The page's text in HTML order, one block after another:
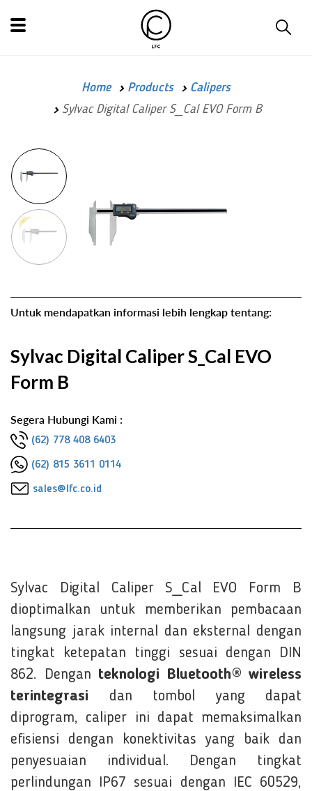
Home Products
Calipers
Sylvac Digital Caliper S_Cal EVO Form B
Untuk mendapatkan informasi lebih lengkap tentang:
Sylvac Digital Caliper S_Cal EVO
Form B
Segera Hubungi Kami :
(62) 778 408 6403
(62) 815 3611 0114
sales@lfc.co.id
Sylvac Digital Caliper S_Cal EVO Form B
dioptimalkan untuk memberikan pembacaan
langsung jarak internal dan eksternal dengan
tingkat ketepatan tinggi sesuai dengan DIN
862. Dengan teknologi Bluetooth® wireless
terintegrasi dan tombol yang dapat
diprogram, caliper ini dapat memaksimalkan
efisiensi dengan konektivitas yang baik dan
penyesuaian individual. Dengan tingkat
perlindungan IP67 sesuai dengan IEC 60529,